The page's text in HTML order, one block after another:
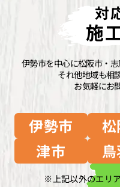
対
施
伊勢市を中心に松阪市・
それ他地域も相
お気軽にお
伊勢市
津市
上記以外のエリ